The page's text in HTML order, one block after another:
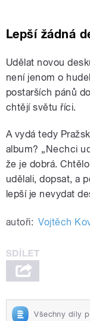
Lepší žádná
Udělat novou
není jenom o
postarších pánů
chtějí světu říci.
A vydá tedy
album? „Nechci
že je dobrá.
udělali, dopsat, a
lepší je nevydat
autoři: Vojtěch
Všechny díly